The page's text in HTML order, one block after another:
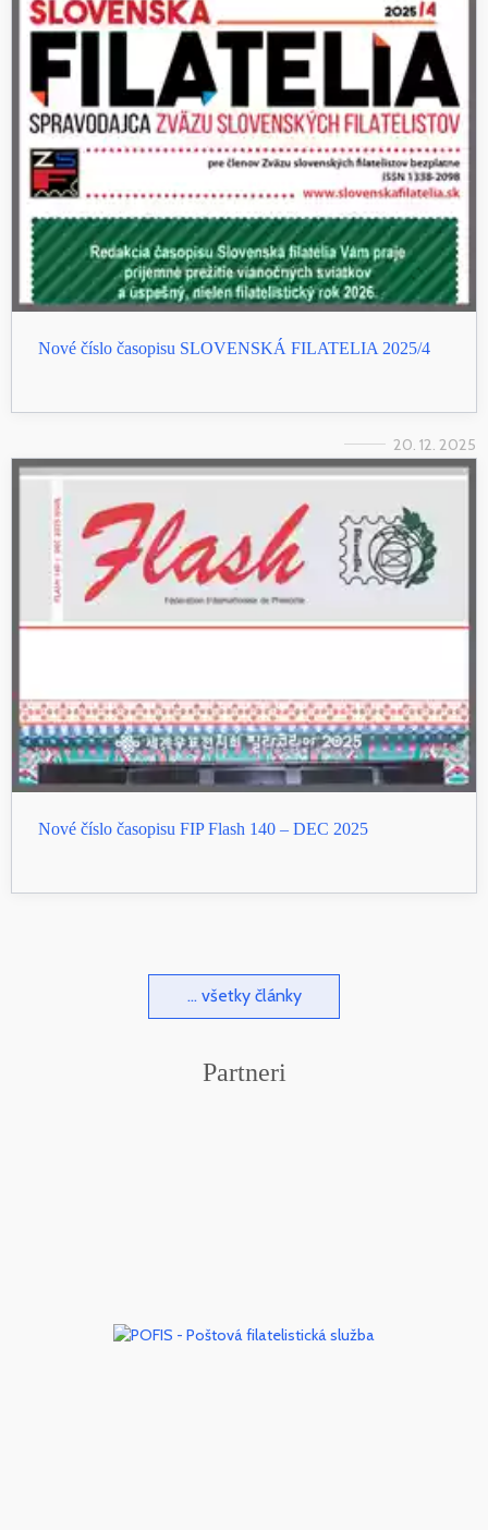
Nové číslo časopisu SLOVENSKÁ FILATELIA 2025/4
20. 12. 2025
Nové číslo časopisu FIP Flash 140 – DEC 2025
... všetky články
Partneri